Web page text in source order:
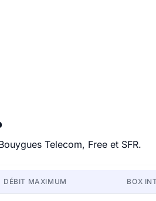
Telecom, Free et SFR.
DÉBIT MAXIMUM BOX